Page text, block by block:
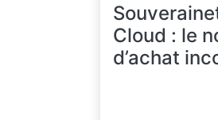
Cloud : le
d’achat